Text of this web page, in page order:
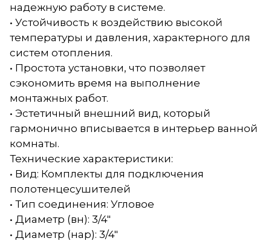
надежную работу в системе.
• Устойчивость к воздействию высокой
температуры и давления, характерного для
систем отопления.
• Простота установки, что позволяет
сэкономить время на выполнение
монтажных работ.
• Эстетичный внешний вид, который
гармонично вписывается в интерьер ванной
комнаты.
Технические характеристики:
• Вид: Комплекты для подключения
полотенцесушителей
• Тип соединения: Угловое
• Диаметр (вн): 3/4"
• Диаметр (нар): 3/4"